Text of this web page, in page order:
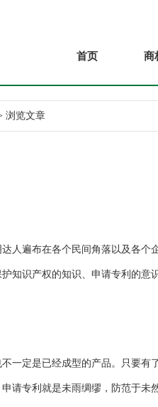
首页 商
浏览文章
遍布在各个民间角落以及各个
知识产权的知识、申请专利的意
定是已经成型的产品。只要有
请专利就是未雨绸缪，防范于未